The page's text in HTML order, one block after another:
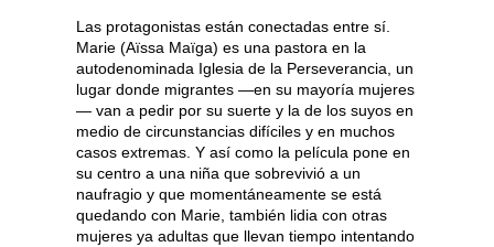
Las protagonistas están conectadas entre sí.
Marie (Aïssa Maïga) es una pastora en la
autodenominada Iglesia de la Perseverancia, un
lugar donde migrantes —en su mayoría mujeres
— van a pedir por su suerte y la de los suyos en
medio de circunstancias difíciles y en muchos
casos extremas. Y así como la película pone en
su centro a una niña que sobrevivió a un
naufragio y que momentáneamente se está
quedando con Marie, también lidia con otras
mujeres ya adultas que llevan tiempo intentando